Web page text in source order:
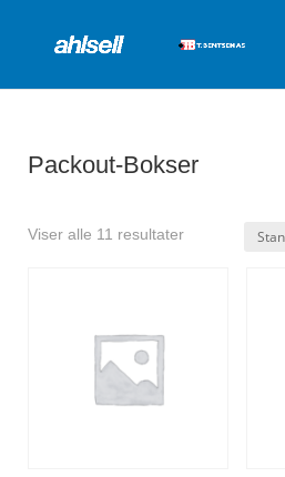
Packout-Bokser
Viser alle 11 resultater